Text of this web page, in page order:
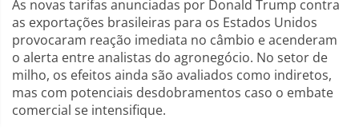
As novas tarifas anunciadas por Donald Trump contra
as exportações brasileiras para os Estados Unidos
provocaram reação imediata no câmbio e acenderam
o alerta entre analistas do agronegócio. No setor de
milho, os efeitos ainda são avaliados como indiretos,
mas com potenciais desdobramentos caso o embate
comercial se intensifique.